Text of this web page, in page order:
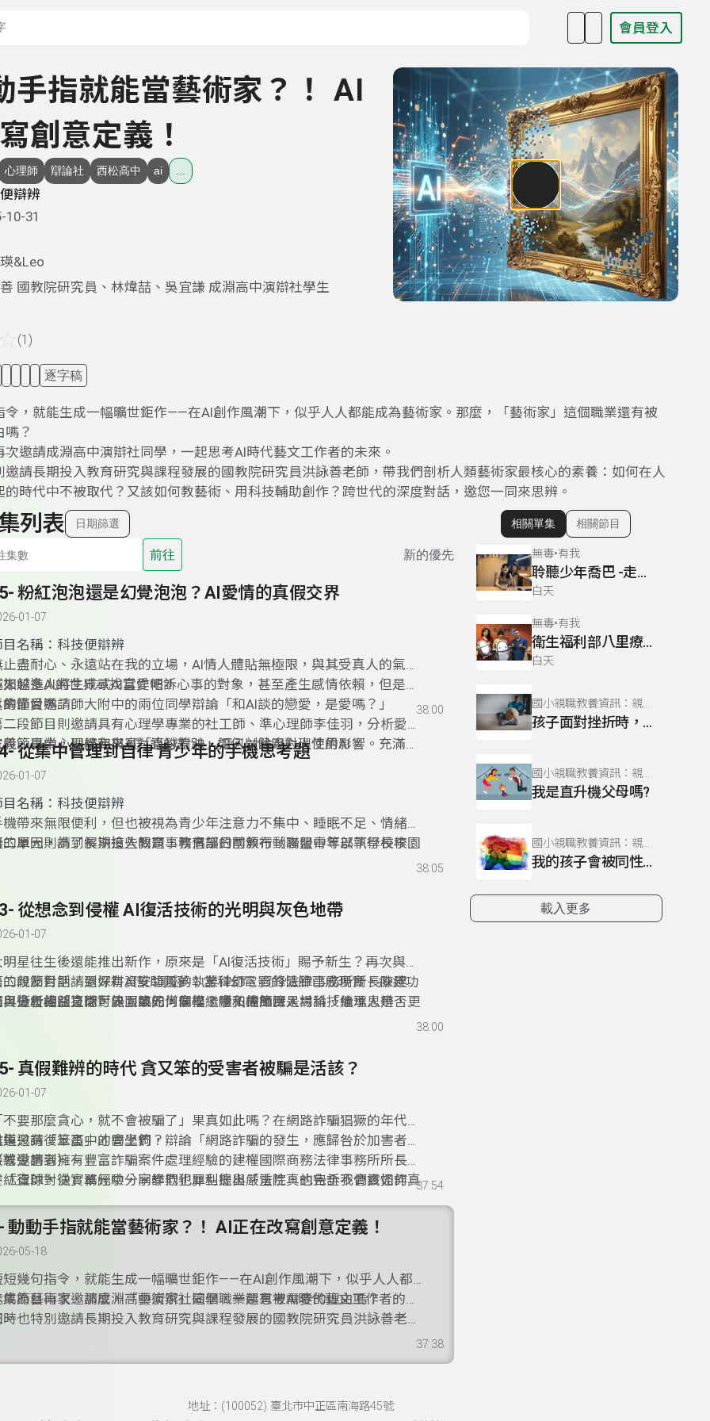
會員登入
手指就能當藝術家？！ AI
創意定義！
心理師 辯論社 西松高中 ai
辯辨
10-31
&Leo
國教院研究員、林煒喆、吳宜謙 成淵高中演辯社學生
(1)
逐字稿
令，就能生成一幅曠世鉅作——在AI創作風潮下，似乎人人都能成為藝術家。那麼，「藝術家」這個職業還有被
嗎？
次邀請成淵高中演辯社同學，一起思考AI時代藝文工作者的未來。
邀請長期投入教育研究與課程發展的國教院研究員洪詠善老師，帶我們剖析人類藝術家最核心的素養：如何在人
的時代中不被取代？又該如何教藝術、用科技輔助創作？跨世代的深度對話，邀您一同來思辨。
列表 日期篩選
前往 新的優先
粉紅泡泡還是幻覺泡泡？AI愛情的真假交界
01-07
目名稱：科技便辯辨
止盡耐心、永遠站在我的立場，AI情人體貼無極限，與其受真人的氣，
如躲進AI的世界尋找真愛吧?!
來越多人將生成式AI當作傾訴心事的對象，甚至產生感情依賴，但是AI
的懂愛嗎？
集節目邀請師大附中的兩位同學辯論「和AI談的戀愛，是愛嗎？」
二段節目則邀請具有心理學專業的社工師、準心理師李佳羽，分析愛的
義、專業心理諮商與AI對談的差別、如何以健康心理使用AI。
段節目中，同學和來賓「直球對決」深入討論AI對人性的影響。充滿
愛」與粉紅泡泡的全新一集「科技便辯辨」，敬請收聽。
38:00
從集中管理到自律 青少年的手機思考題
01-07
目名稱：科技便辯辨
機帶來無限便利，但也被視為青少年注意力不集中、睡眠不足、情緒障
的原因，為了解決這些問題，教育部日前頒布《高級中等以下學校校園
動載具使用原則》修正草案，上路後將規範國中小學生到校後，手機統
隱憂？本集邀請板橋高中演辯社的同學來到節目發表看法。
二單元則請到長期投入教育事務倡議的國教行動聯盟青年部執行長李雨
，評析新法的利弊及應有的配套；最後一個單元，青少年也和來賓「直
配合，建立數位倫理？
38:05
從想念到侵權 AI復活技術的光明與灰色地帶
01-07
明星往生後還能推出新作，原來是「AI復活技術」賜予新生？再次與逝
的親友對話，還好有AI幫助圓夢！當科幻電影的情節已成現實，療癒功
與逝者權益之間，界限該如何拿捏？今天的節目是場科技倫理思辨，更
一堂精彩的生命教育。本集邀請來自桃園的復旦高中演辯社同學們，一
二段節目則請到深耕資安領域的執業律師、資鋒法律事務所所長陳建
，分析相關技術可能面臨的肖像權、隱私權風險。
目後段的「直球對決」單元，同學繼續和律師深入討論「繼承人是否有
利替死者決定生前影像使用範圍？」「AI復活技術若被用於惡意欺詐，38:00
真假難辨的時代 貪又笨的受害者被騙是活該？
01-07
不要那麼貪心，就不會被騙了」果真如此嗎？在網路詐騙猖獗的年代，
道只有「笨蛋」才會上鉤？
集邀請復旦高中的同學們，辯論「網路詐騙的發生，應歸咎於加害者
或受害者）。」
著邀請到擁有豐富詐騙案件處理經驗的建權國際商務法律事務所所長張
紘律師，從實務經驗分享詐欺犯罪型態與嚴重性，也告訴我們該如何真
「直球對決」單元中，同學們也犀利提出「法院真的完全不會責怪詐騙
，別錯過本集精彩內容。
37:54
動動手指就能當藝術家？！ AI正在改寫創意定義！
05-18
短幾句指令，就能生成一幅曠世鉅作——在AI創作風潮下，似乎人人都
成為藝術家。那麼，「藝術家」這個職業還有被需要的理由嗎？
集節目再次邀請成淵高中演辯社同學，一起思考AI時代藝文工作者的未
。
時也特別邀請長期投入教育研究與課程發展的國教院研究員洪詠善老
，帶我們剖析人類藝術家最核心的素養：如何在人工智慧崛起的時代中
被取代？又該如何教藝術、用科技輔助創作？跨世代的深度對話，邀您
37:38
顯示相關單集
相關單集 相關節目
無毒•有我
聆聽少年喬巴 -走出電子菸的風波
白天
無毒•有我
衛生福利部八里療養院協助海洛英戒癮者
白天
國小親職教養資訊：親子小學堂
孩子面對挫折時，父母該如何應對?
國小親職教養資訊：親子小學堂
我是直升機父母嗎?
國小親職教養資訊：親子小學堂
我的孩子會被同性戀的同學影響嗎?
載入更多
地址：(100052) 臺北市中正區南海路45號